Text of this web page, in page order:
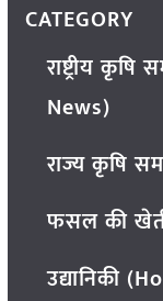
CATEGORY
राष्ट्रीय
News)
राज्य कृषि
फसल की
उद्यानिकी